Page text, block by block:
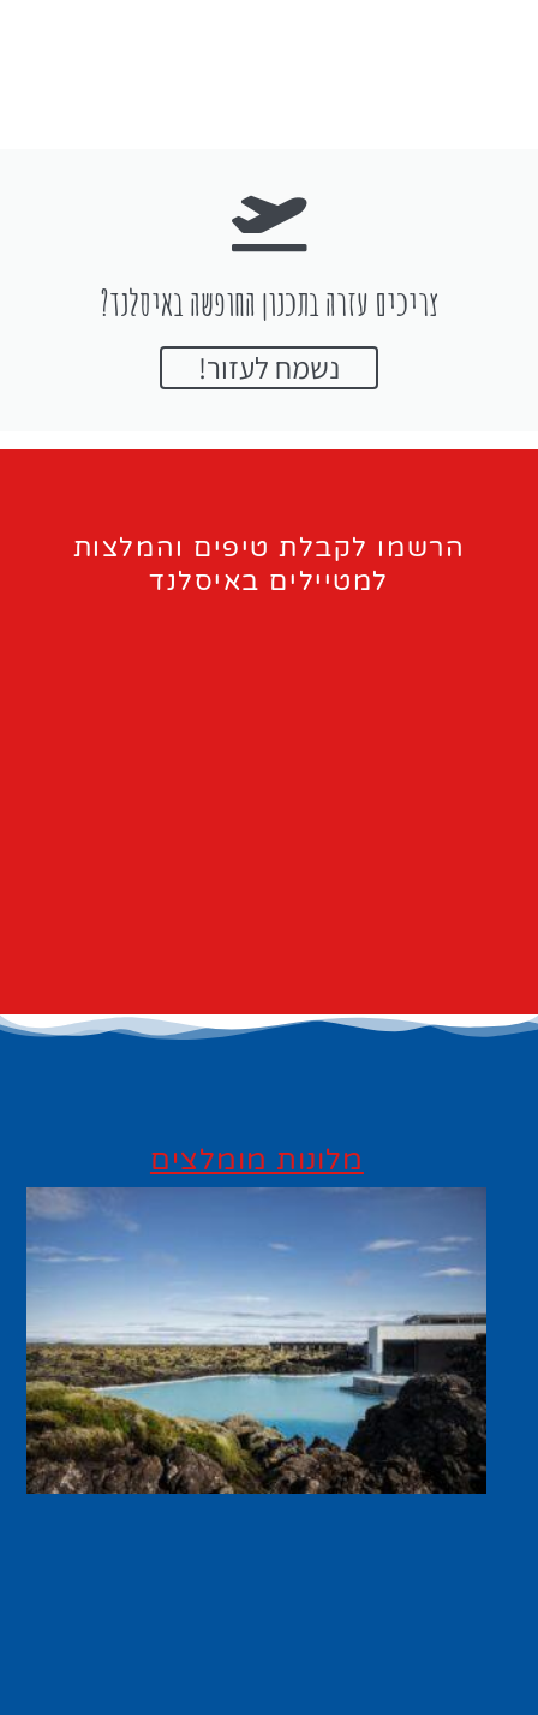
צריכים עזרה בתכנון החופשה באיסלנד?
נשמח לעזור!
הרשמו לקבלת טיפים והמלצות
למטיילים באיסלנד
מלונות מומלצים